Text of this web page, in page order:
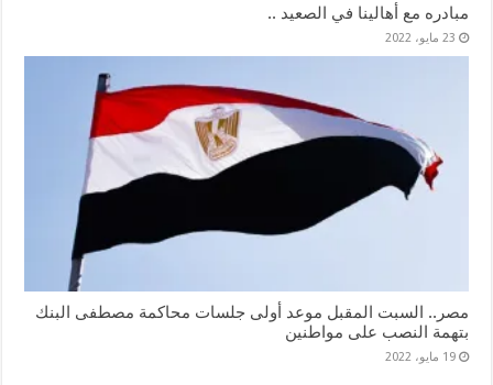
مبادره مع أهالينا في الصعيد ..
23 مايو، 2022
مصر.. السبت المقبل موعد أولى جلسات محاكمة مصطفى البنك
بتهمة النصب على مواطنين
19 مايو، 2022